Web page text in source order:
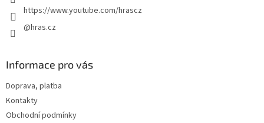
s
https://www.youtube.com/hrascz
@hras.cz
Informace pro vás
Doprava, platba
Kontakty
Obchodní podmínky